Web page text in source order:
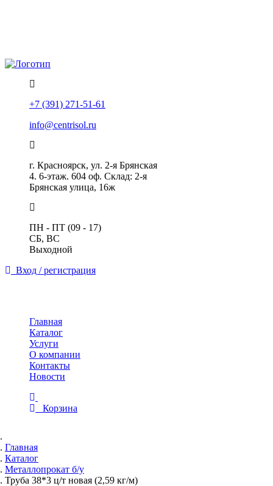
+7 (391) 271-51-61
info@centrisol.ru
г. Красноярск, ул. 2-я Брянская
4. 6-этаж. 604 оф. Склад: 2-я
Брянская улица, 16ж
ПН - ПТ (09 - 17)
СБ, ВС
Выходной
Вход / регистрация
Главная
Каталог
Услуги
О компании
Контакты
Новости
Корзина
Главная
Каталог
Металлопрокат б/у
Труба 38*3 ц/т новая (2,59 кг/м)